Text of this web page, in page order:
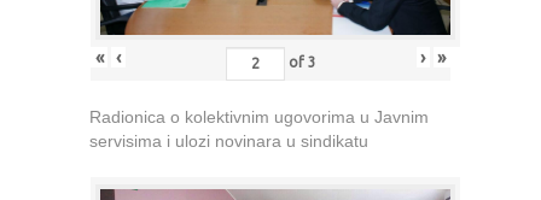
« ‹ of 3 › »
Radionica o kolektivnim ugovorima u Javnim
servisima i ulozi novinara u sindikatu